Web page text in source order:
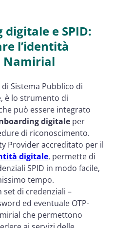
e SPID:
l’identità
Namirial
Sistema Pubblico di
è lo strumento di
può essere integrato
digitale per
di riconoscimento.
Provider accreditato per il
digitale, permette di
SPID in modo facile,
tempo.
set di credenziali –
ed eventuale OTP-
che permettono